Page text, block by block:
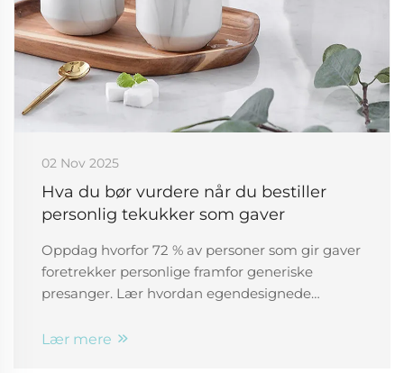
02 Nov 2025
Hva du bør vurdere når du bestiller
personlig tekukker som gaver
Oppdag hvorfor 72 % av personer som gir gaver
foretrekker personlige framfor generiske
presanger. Lær hvordan egendesignede
merkevareprofil og skaper varig innvirkning. Få
Lær mere